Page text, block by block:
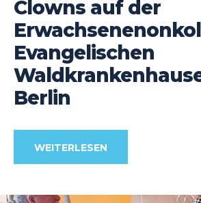
Clowns auf der
Evangelischen
Berlin
WEITERLESEN